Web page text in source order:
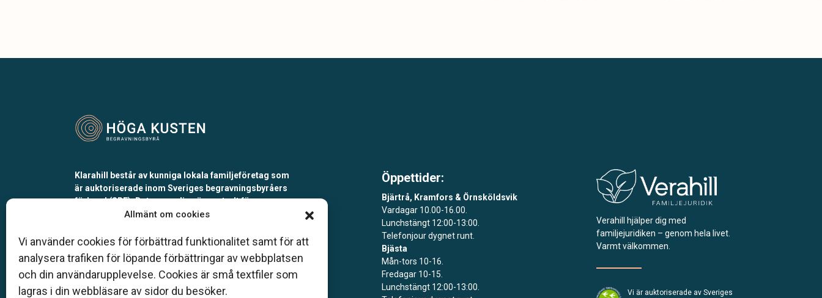
Allmänt om cookies
Vi använder cookies för förbättrad funktionalitet samt för att
analysera trafiken för löpande förbättringar av webbplatsen
och din användarupplevelse. Cookies är små textfiler som
lagras i din webbläsare av sidor du besöker.
Klarahill består av kunniga lokala familjeföretag som
är auktoriserade inom Sveriges begravningsbyråers
förbund (SBF). Det personliga är centralt för oss,
både när det gäller bemötande och när vi utformar
0660-22 06 08
info@hogakustenbegravningsbyra.se
Öppettider:
Bjärtrå, Kramfors & Örnsköldsvik
Vardagar 10.00-16.00.
Lunchstängt 12:00-13:00.
Telefonjour dygnet runt.
Bjästa
Mån-tors 10-16.
Fredagar 10-15.
Lunchstängt 12:00-13:00.
Verahill hjälper dig med
familjejuridiken – genom hela livet.
Varmt välkommen.
Vi är auktoriserade av Sveriges